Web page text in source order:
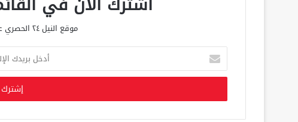
موقع النيل ٢٤ الحصري علي مدار الساعة
خ
ب